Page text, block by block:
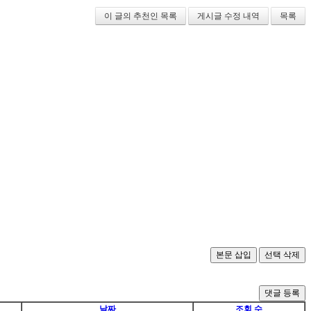
이 글의 추천인 목록 게시글 수정 내역 목록
댓글 등록
날짜
조회 수